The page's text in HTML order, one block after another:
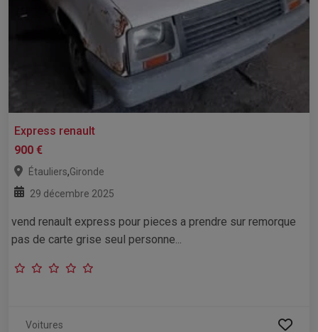
Express renault
900 €
Étauliers,Gironde
29 décembre 2025
vend renault express pour pieces a prendre sur remorque
pas de carte grise seul personne...
Voitures